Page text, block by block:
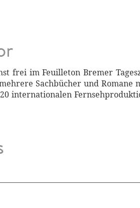
frei im Feuilleton Bremer
Sachbücher und Romane
internationalen